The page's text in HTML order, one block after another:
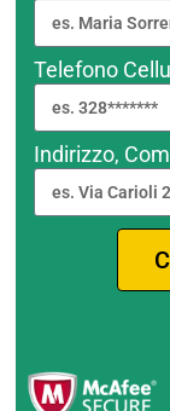
Telefono
Indirizzo,